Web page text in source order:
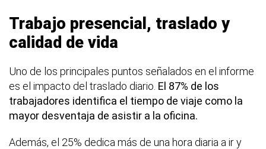
Trabajo presencial, traslado y
calidad de vida
Uno de los principales puntos señalados en el informe
es el impacto del traslado diario. El 87% de los
trabajadores identifica el tiempo de viaje como la
mayor desventaja de asistir a la oficina.
Además, el 25% dedica más de una hora diaria a ir y